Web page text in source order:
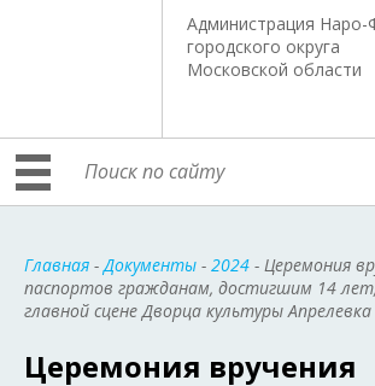
Администрация Наро-
городского округа
Московской области
Главная -Документы - 2024 - Церемония
паспортов гражданам, достигшим 14
главной сцене Дворца культуры Апрелевка
Церемония вручения